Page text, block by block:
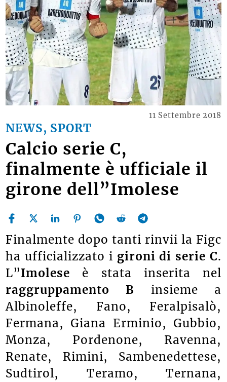
NEWS, SPORT
11 Settembre 2018
Calcio serie C,
finalmente è ufficiale il
girone dell”Imolese
Finalmente dopo tanti rinvii la Figc
ha ufficializzato i gironi di serie C.
L”Imolese è stata inserita nel
raggruppamento B insieme a
Albinoleffe, Fano, Feralpisalò,
Fermana, Giana Erminio, Gubbio,
Monza, Pordenone, Ravenna,
Renate, Rimini, Sambenedettese,
Sudtirol, Teramo, Ternana,